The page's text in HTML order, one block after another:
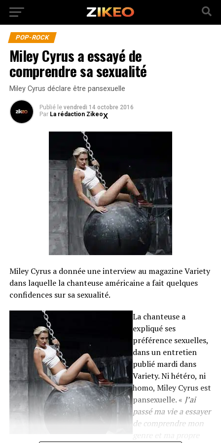
POP-ROCK
Miley Cyrus a essayé de
comprendre sa sexualité
Miley Cyrus déclare être pansexuelle
Publié le vendredi 14 octobre 2016
Par La rédaction Zikeo
Miley Cyrus a donnée une interview au magazine Variety
dans laquelle la chanteuse américaine a fait quelques
confidences sur sa sexualité.
La chanteuse a
expliqué ses
préférence sexuelles,
dans un entretien
publié mardi dans
Variety. Ni hétéro, ni
homo, Miley Cyrus est
pansexuelle. « J’ai
passé ma vie a essayer
de comprendre mon